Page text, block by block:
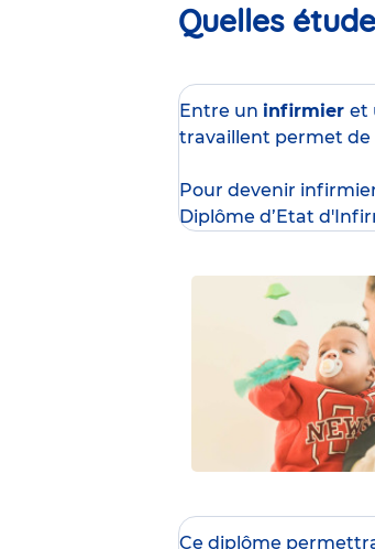
Quelles
Entre un infirmier et
travaillent permet de
Pour devenir
Diplôme d’Etat
Ce diplôme